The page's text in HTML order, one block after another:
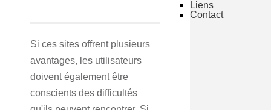
Si ces sites offrent plusieurs
avantages, les utilisateurs
doivent également être
conscients des difficultés
Liens
Contact